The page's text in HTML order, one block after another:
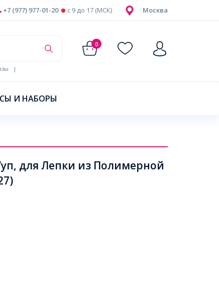
Москва
+7 (977) 977-01-20 c 9 до 17 (МСК)
0
|
И НАБОРЫ
для Лепки из Полимерной